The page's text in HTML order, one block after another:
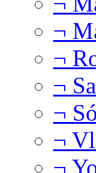
¬
¬
¬
¬
¬
¬